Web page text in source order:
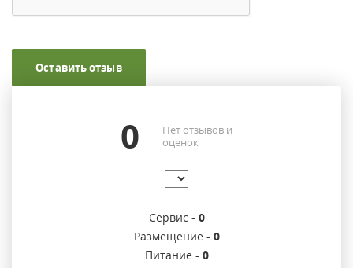
Оставить отзыв
0
Нет отзывов и
оценок
Сервис - 0
Размещение - 0
Питание - 0